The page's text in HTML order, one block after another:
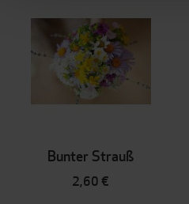
Bunter Strauß
2,60 €